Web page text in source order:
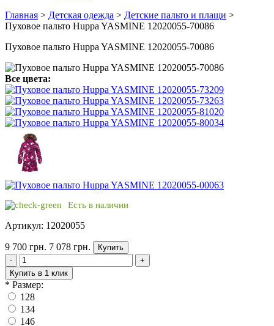
Главная > Детская одежда > Детские пальто и плащи >
Пуховое пальто Huppa YASMINE 12020055-70086
Пуховое пальто Huppa YASMINE 12020055-70086
Все цвета:
Есть в наличии
Артикул: 12020055
9 700 грн. 7 078 грн.
Купить
-
+
Купить в 1 клик
* Размер:
128
134
146